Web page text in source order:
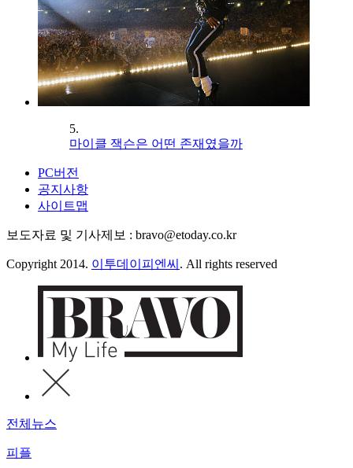
5.
마이클 잭슨은 어떤 존재였을까
PC버전
공지사항
사이트맵
보도자료 및 기사제보 : bravo@etoday.co.kr
Copyright 2014. 이투데이피엔씨 . All rights reserved
전체뉴스
피플